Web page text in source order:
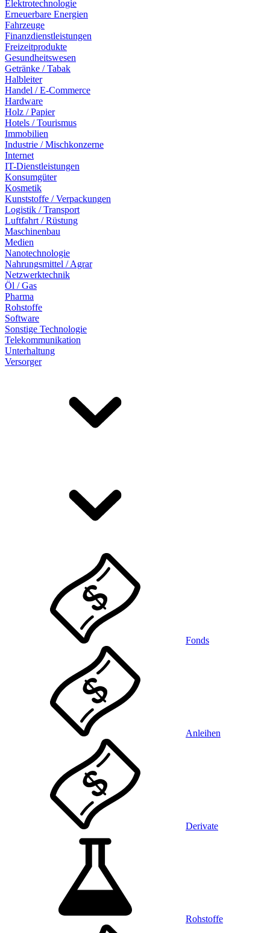
Elektrotechnologie
Erneuerbare Energien
Fahrzeuge
Finanzdienstleistungen
Freizeitprodukte
Gesundheitswesen
Getränke / Tabak
Halbleiter
Handel / E-Commerce
Hardware
Holz / Papier
Hotels / Tourismus
Immobilien
Industrie / Mischkonzerne
Internet
IT-Dienstleistungen
Konsumgüter
Kosmetik
Kunststoffe / Verpackungen
Logistik / Transport
Luftfahrt / Rüstung
Maschinenbau
Medien
Nanotechnologie
Nahrungsmittel / Agrar
Netzwerktechnik
Öl / Gas
Pharma
Rohstoffe
Software
Sonstige Technologie
Telekommunikation
Unterhaltung
Versorger
Fonds
Anleihen
Derivate
Rohstoffe